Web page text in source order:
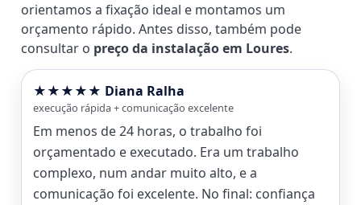
orientamos a fixação ideal e montamos um
orçamento rápido. Antes disso, também pode
consultar o preço da instalação em Loures.
★★★★★ Diana Ralha
execução rápida + comunicação excelente
Em menos de 24 horas, o trabalho foi
orçamentado e executado. Era um trabalho
complexo, num andar muito alto, e a
comunicação foi excelente. No final: confiança